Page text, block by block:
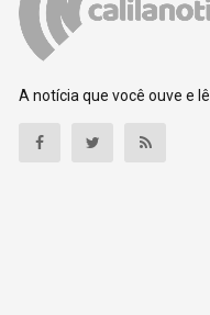
A notícia que você ouve e lê.